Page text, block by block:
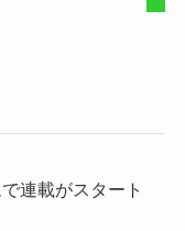
連載がスタート